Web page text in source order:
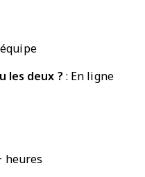
les deux ? : En ligne
heures